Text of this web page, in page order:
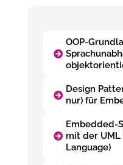
OOP-
Design
nur) für
Embedded-
mit der
Language)